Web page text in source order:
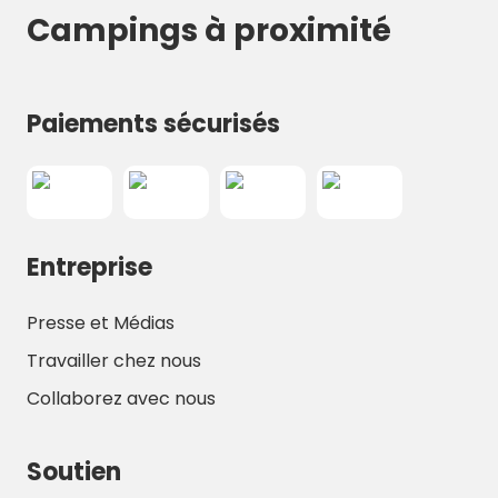
Campings à proximité
Paiements sécurisés
Entreprise
Presse et Médias
Travailler chez nous
Collaborez avec nous
Soutien